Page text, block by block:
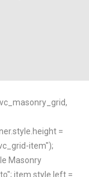
=
item");
Masonry
item.style.left =